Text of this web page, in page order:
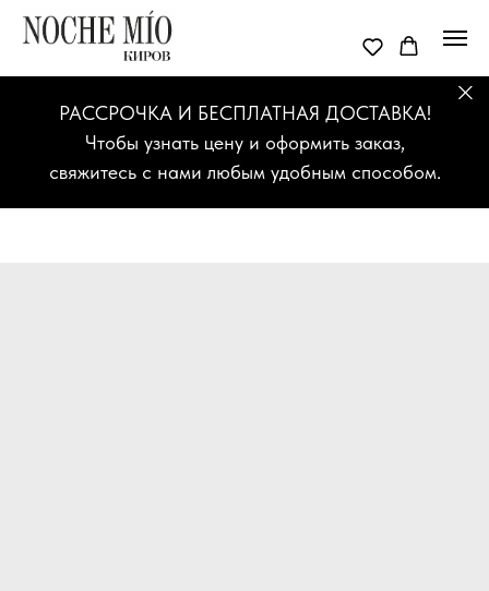
РАССРОЧКА И БЕСПЛАТНАЯ ДОСТАВКА!
Чтобы узнать цену и оформить заказ,
свяжитесь с нами любым удобным способом.